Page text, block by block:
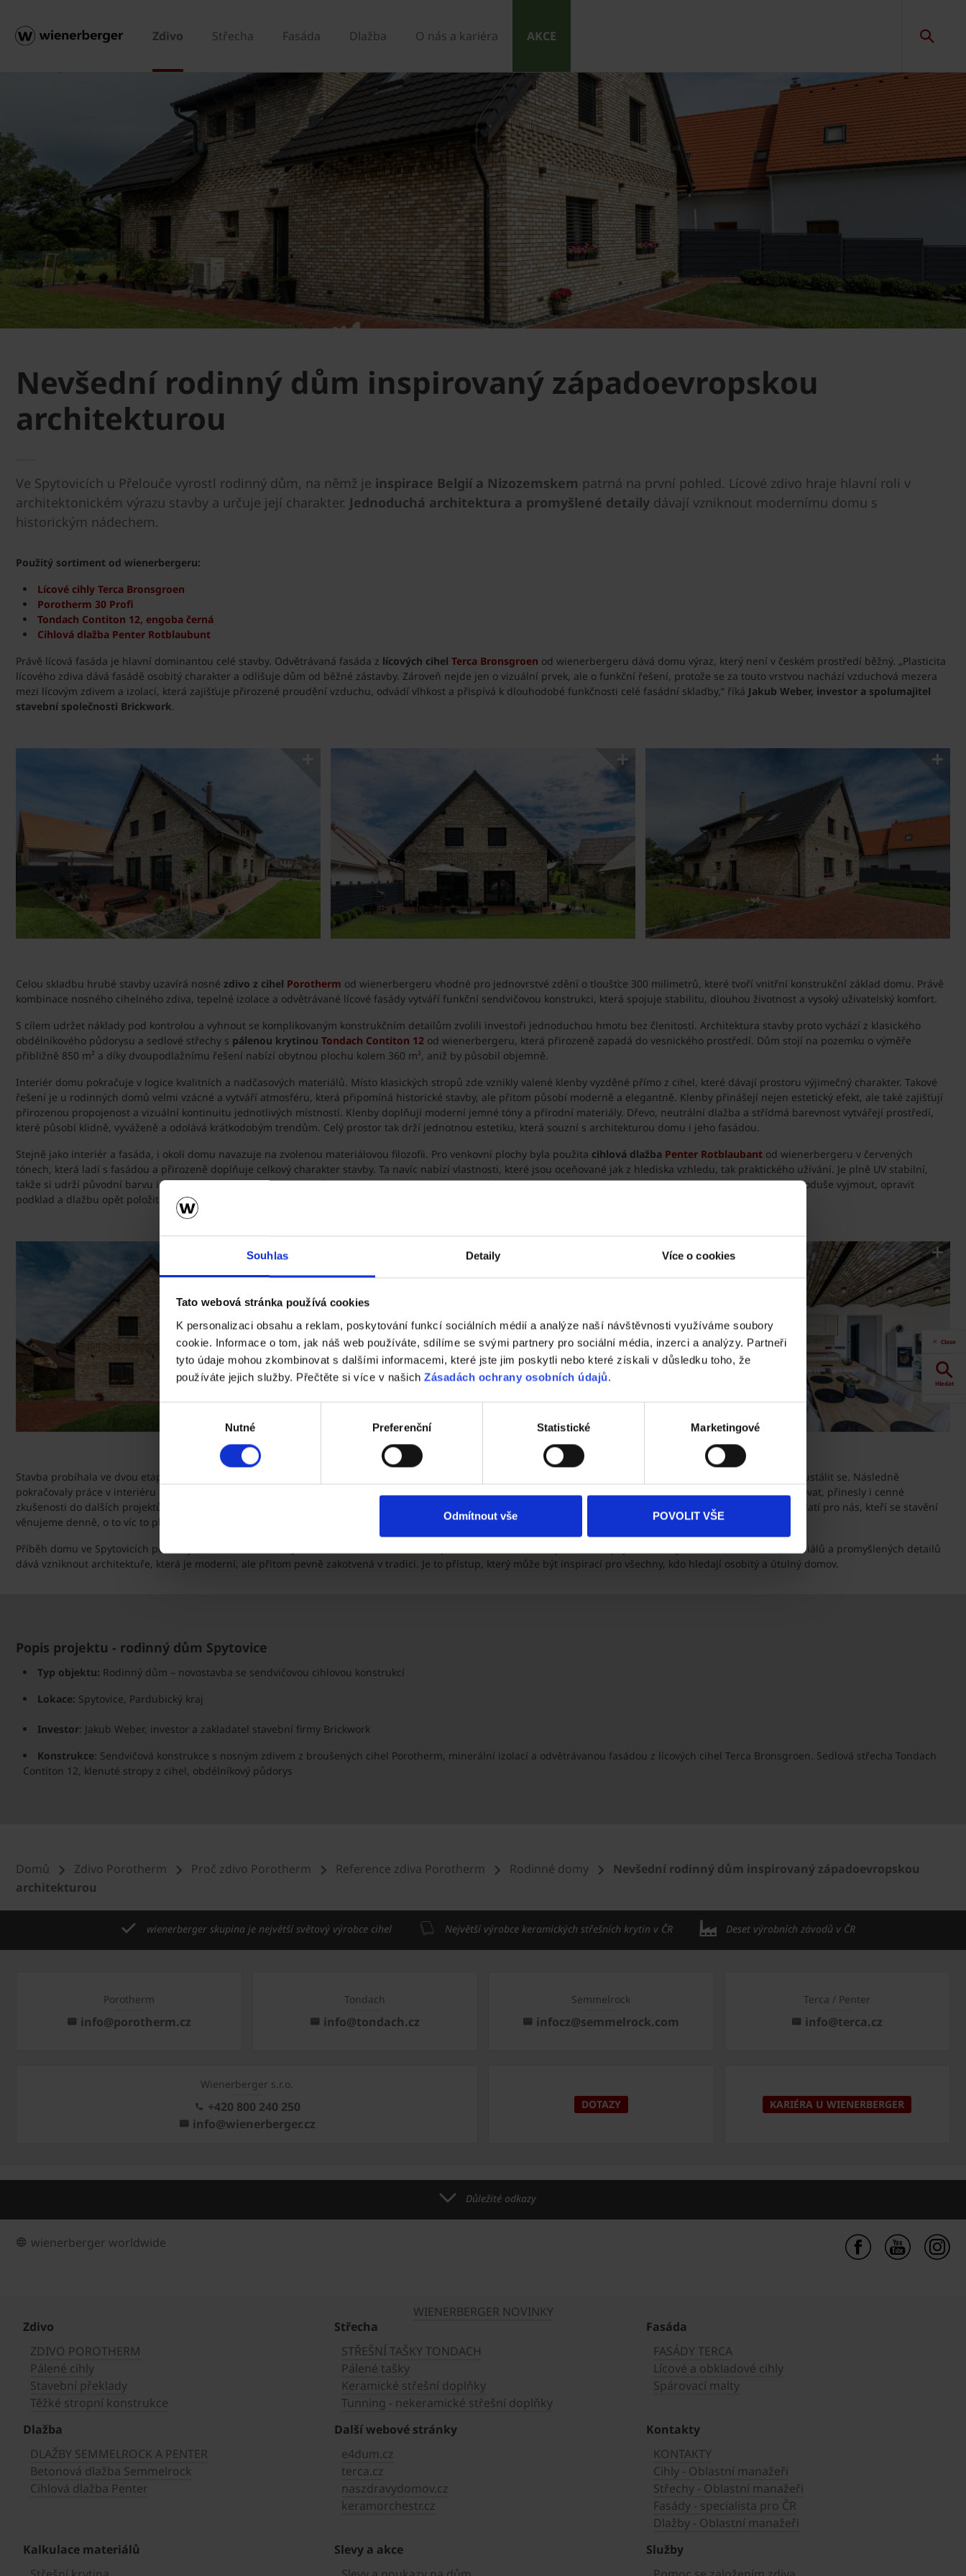
Souhlas Detaily Více o cookies
Tato webová stránka používá cookies
K personalizaci obsahu a reklam, poskytování funkcí sociálních médií a analýze naší návštěvnosti využíváme soubory
cookie. Informace o tom, jak náš web používáte, sdílíme se svými partnery pro sociální média, inzerci a analýzy. Partneři
tyto údaje mohou zkombinovat s dalšími informacemi, které jste jim poskytli nebo které získali v důsledku toho, že
používáte jejich služby. Přečtěte si více v našich Zásadách ochrany osobních údajů.
Nutné Preferenční Statistické Marketingové
Odmítnout vše POVOLIT VŠE
Zdivo Střecha Fasáda Dlažba O nás a kariéra AKCE
Nevšední rodinný dům inspirovaný západoevropskou
architekturou
Ve Spytovicích u Přelouče vyrostl rodinný dům, na němž je inspirace Belgií a Nizozemskem patrná na první pohled. Lícové zdivo hraje hlavní roli v
architektonickém výrazu stavby a určuje její charakter. Jednoduchá architektura a promyšlené detaily dávají vzniknout modernímu domu s
historickým nádechem.
Použitý sortiment od wienerbergeru:
Lícové cihly Terca Bronsgroen
Porotherm 30 Profi
Tondach Contiton 12, engoba černá
Cihlová dlažba Penter Rotblaubunt
Právě lícová fasáda je hlavní dominantou celé stavby. Odvětrávaná fasáda z lícových cihel Terca Bronsgroen od wienerbergeru dává domu výraz, který není v českém prostředí běžný. „Plasticita
lícového zdiva dává fasádě osobitý charakter a odlišuje dům od běžné zástavby. Zároveň nejde jen o vizuální prvek, ale o funkční řešení, protože se za touto vrstvou nachází vzduchová mezera
mezi lícovým zdivem a izolací, která zajišťuje přirozené proudění vzduchu, odvádí vlhkost a přispívá k dlouhodobé funkčnosti celé fasádní skladby,“ říká Jakub Weber, investor a spolumajitel
stavební společnosti Brickwork.
Celou skladbu hrubé stavby uzavírá nosné zdivo z cihel Porotherm od wienerbergeru vhodné pro jednovrstvé zdění o tloušťce 300 milimetrů, které tvoří vnitřní konstrukční základ domu. Právě
kombinace nosného cihelného zdiva, tepelné izolace a odvětrávané lícové fasády vytváří funkční sendvičovou konstrukci, která spojuje stabilitu, dlouhou životnost a vysoký uživatelský komfort.
S cílem udržet náklady pod kontrolou a vyhnout se komplikovaným konstrukčním detailům zvolili investoři jednoduchou hmotu bez členitostí. Architektura stavby proto vychází z klasického
obdélníkového půdorysu a sedlové střechy s pálenou krytinou Tondach Contiton 12 od wienerbergeru, která přirozeně zapadá do vesnického prostředí. Dům stojí na pozemku o výměře
přibližně 850 m² a díky dvoupodlažnímu řešení nabízí obytnou plochu kolem 360 m², aniž by působil objemně.
Interiér domu pokračuje v logice kvalitních a nadčasových materiálů. Místo klasických stropů zde vznikly valené klenby vyzděné přímo z cihel, které dávají prostoru výjimečný charakter. Takové
řešení je u rodinných domů velmi vzácné a vytváří atmosféru, která připomíná historické stavby, ale přitom působí moderně a elegantně. Klenby přinášejí nejen estetický efekt, ale také zajišťují
přirozenou propojenost a vizuální kontinuitu jednotlivých místností. Klenby doplňují moderní jemné tóny a přírodní materiály. Dřevo, neutrální dlažba a střídmá barevnost vytvářejí prostředí,
které působí klidně, vyváženě a odolává krátkodobým trendům. Celý prostor tak drží jednotnou estetiku, která souzní s architekturou domu i jeho fasádou.
Stejně jako interiér a fasáda, i okolí domu navazuje na zvolenou materiálovou filozofii. Pro venkovní plochy byla použita cihlová dlažba Penter Rotblaubant od wienerbergeru v červených
tónech, která ladí s fasádou a přirozeně doplňuje celkový charakter stavby. Ta navíc nabízí vlastnosti, které jsou oceňované jak z hlediska vzhledu, tak praktického užívání. Je plně UV stabilní,
takže si udrží původní barvu i po mnoha letech, nereaguje na sůl ani chemii a téměř nevyžaduje údržbu. Pokud dojde k nerovnosti podloží, lze jednotlivé cihly jednoduše vyjmout, opravit
podklad a dlažbu opět položit bez viditelné stopy. Výsledkem je povrch, který je esteticky stálý, velmi trvanlivý a funkčně předčí většinu betonových alternativ.
Stavba probíhala ve dvou etapách během přibližně dvou let. Po dokončení hrubé stavby byla konstrukce ponechána přes zimu, aby mohla přirozeně přemrznout a ustálit se. Následně
pokračovaly práce v interiéru a realizace fasády, která vyžaduje vhodné klimatické podmínky. Právě průběh realizace a množství detailů, které bylo potřeba koordinovat, přinesly i cenné
zkušenosti do dalších projektů. „I jako člověk z oboru bych dnes u podobné stavby doporučil najmout zkušený technický dozor. Člověk neuhlídá všechno, a když to platí pro nás, kteří se stavění
věnujeme denně, o to víc to platí pro lidi, kteří si dům staví sami a nemají zkušenost. Dobrý dozor dokáže ušetřit čas, nervy i peníze,“ říkáWeber.
Příběh domu ve Spytovicích potvrzuje, že trend
si našel pevné místo i v českém prostředí. Spojení klasických forem, kvalitních materiálů a promyšlených detailů
dává vzniknout architektuře, která je moderní, ale přitom pevně zakotvená v tradici. Je to přístup, který může být inspirací pro všechny, kdo hledají osobitý a útulný domov.
Popis projektu - rodinný dům Spytovice
Typ objektu: Rodinný dům – novostavba se sendvičovou cihlovou konstrukcí
Lokace: Spytovice, Pardubický kraj
Investor: Jakub Weber, investor a zakladatel stavební firmy Brickwork
Konstrukce: Sendvičová konstrukce s nosným zdivem z broušených cihel Porotherm, minerální izolací a odvětrávanou fasádou z lícových cihel Terca Bronsgroen. Sedlová střecha Tondach
Contiton 12, klenuté stropy z cihel, obdélníkový půdorys
Close
Hledat
Produkty
Kontakty
Domů Zdivo Porotherm Proč zdivo Porotherm Reference zdiva Porotherm Rodinné domy
Nevšední rodinný dům inspirovaný západoevropskou
architekturou
wienerberger skupina je největší světový výrobce cihel Největší výrobce keramických střešních krytin v ČR Deset výrobních závodů v ČR
Porotherm
info@porotherm.cz
Tondach
info@tondach.cz
Semmelrock
infocz@semmelrock.com
Terca / Penter
info@terca.cz
Wienerberger s.r.o.
+420 800 240 250
info@wienerberger.cz
DOTAZY KARIÉRA U WIENERBERGER
Důležité odkazy
wienerberger worldwide
WIENERBERGER NOVINKY
Zdivo
ZDIVO POROTHERM
Pálené cihly
Stavební překlady
Těžké stropní konstrukce
Střecha
STŘEŠNÍ TAŠKY TONDACH
Pálené tašky
Keramické střešní doplňky
Tunning - nekeramické střešní doplňky
Fasáda
FASÁDY TERCA
Lícové a obkladové cihly
Spárovací malty
Dlažba
DLAŽBY SEMMELROCK A PENTER
Betonová dlažba Semmelrock
Cihlová dlažba Penter
Další webové stránky
e4dum.cz
terca.cz
naszdravydomov.cz
keramorchestr.cz
Kontakty
KONTAKTY
Cihly - Oblastní manažeři
Střechy - Oblastní manažeři
Fasády - specialista pro ČR
Dlažby - Oblastní manažeři
Kalkulace materiálů
Slevy a akce
Služby